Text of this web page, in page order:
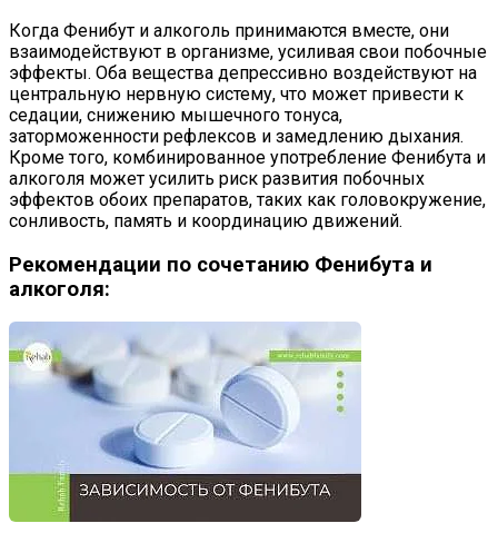
Когда Фенибут и алкоголь принимаются вместе, они
взаимодействуют в организме, усиливая свои побочные
эффекты. Оба вещества депрессивно воздействуют на
центральную нервную систему, что может привести к
седации, снижению мышечного тонуса,
заторможенности рефлексов и замедлению дыхания.
Кроме того, комбинированное употребление Фенибута и
алкоголя может усилить риск развития побочных
эффектов обоих препаратов, таких как головокружение,
сонливость, память и координацию движений.
Рекомендации по сочетанию Фенибута и
алкоголя: